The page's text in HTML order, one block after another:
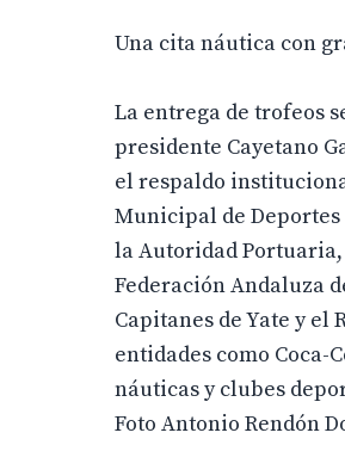
Una cita náutica con
La entrega de trofeos
presidente Cayetano
el respaldo
Municipal de
la Autoridad
Federación Andaluza
Capitanes de Yate y el
entidades como
náuticas y clubes
Foto Antonio Rendón